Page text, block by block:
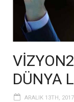
DÜNYA
ARALIK 13TH, 2017